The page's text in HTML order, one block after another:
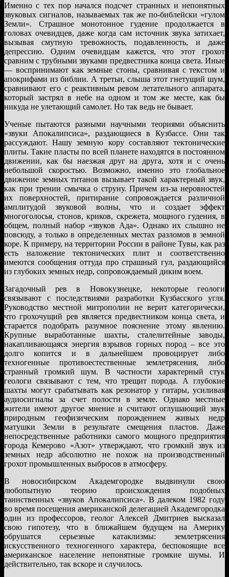
Именно с тех пор начался подсчет странных и непонятных
звуковых сигналов, называемых так же по-библейски «гулом
Земли». Страшное монотонное гудение продолжается в
головах очевидцев, даже когда сам источник звука затихает,
вызывая смутную тревожность, подавленность, и даже
депрессию. Одним очевидцам кажется, что этот грохот
сравним с трубными звуками предвестника конца света. Иные
— воспринимают как земные стоны, сравнивая с текстом и
апокрифами из библии. А третьи, слыша этот гнетущий шум,
сравнивают его с реактивным ревом летательного аппарата,
который застрял в небе на одном и том же месте, как бы
никуда не улетающий самолет. Но так ведь не бывает.
Ученые пытаются разными научными теориями объяснить
«звуки Апокалипсиса», раздающиеся в Кузбассе. Они так
рассуждают. Нашу земную кору составляют тектонические
плиты. Такие пласты по всей планете находятся в постоянном
движении, как бы наезжая друг на друга, хотя и с очень
небольшой скоростью. Возможно, именно это глобальное
движение земных титанов вызывает такой характерный звук,
как при трении смычка о струну. Причем из-за неровностей
их поверхностей, притирание сопровождается различной
амплитудой звуковой волны, что и создает эффект
многоголосья, стонов, криков, скрежета, мощного гудения, в
общем, полный набор «звуков Ада». Однако их слышно не
повсюду, а только в определенных местах разломов в земной
коре. К примеру, на территории России в районе Тувы, как раз
есть наложение тектонических плит и соответственно
имеются сообщения оттуда про страшный гул, раздающийся
из глубоких земных недр, сопровождаемый диким воем.
Загадочный рев в Новокузнецке, некоторые геологи
связывают с последствиями разработки Кузбасского угля.
Руководство местной митрополии не верит категорически,
что грохочущий рев является предвестником конца света, и
старается подобрать разумное пояснение этому явлению.
Крупные выработанные шахты, сталелитейные заводы,
накапливающаяся энергия взрывов горных пород – все это
долго копится и в дальнейшем провоцирует либо
техногенные противоестественные землетрясения, либо
странный громкий шум. В частности характерный стук
геологи связывают с тем, что трещит порода. А глубокие
шахты могут срабатывать как резонатор у гитары, усиливая
аудиосигналы за счет полости в земле. Однако местные
жители имеют другое мнение и считают оглушающий звук
природным геофизическим порождением живых недр
матушки Земли в результате смещения пластов. Даже
непосредственные работники самого мощного предприятия
города Кемерово «Азот» утверждают, что громкий звук из
земных недр абсолютно не похож на производственный
грохот промышленных выбросов в атмосферу.
В новосибирском Академгородке выдвинули свою
любопытную теорию происхождения подобных
таинственных «звуков Апокалипсиса». В далеком 1982 году
во время посещения американской делегацией Академгородка
один из профессоров, геолог Алексей Дмитриев высказал
свою гипотезу, что в ближайшем будущем на Америку
обрушатся серьезные катаклизмы: землетрясения
искусственного техногенного характера, беспокоящие все
американское население непонятные громкие шумы. И
действительно, так вскоре и случилось.